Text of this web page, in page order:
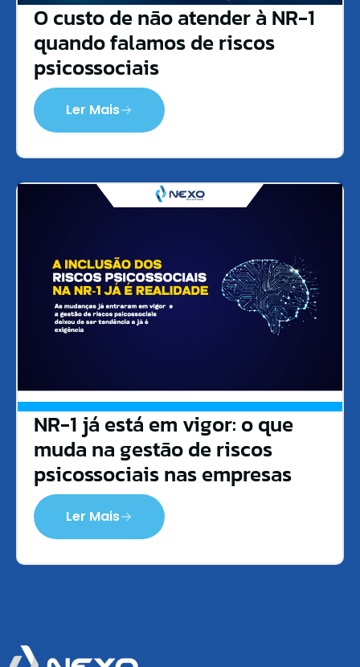
O custo de não atender à NR-1
quando falamos de riscos
psicossociais
Ler Mais
NR-1 já está em vigor: o que
muda na gestão de riscos
psicossociais nas empresas
Ler Mais